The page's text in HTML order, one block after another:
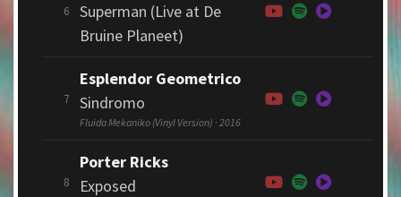
6
Superman (Live at De
Bruine Planeet)
7
Esplendor Geometrico
Sindromo
Fluida Mekaniko (Vinyl Version) · 2016
8
Porter Ricks
Exposed